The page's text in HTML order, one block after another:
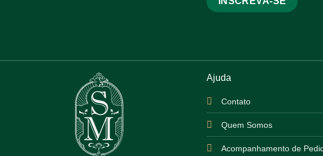
Ajuda
Contato
Quem Somos
Acompanhamento de